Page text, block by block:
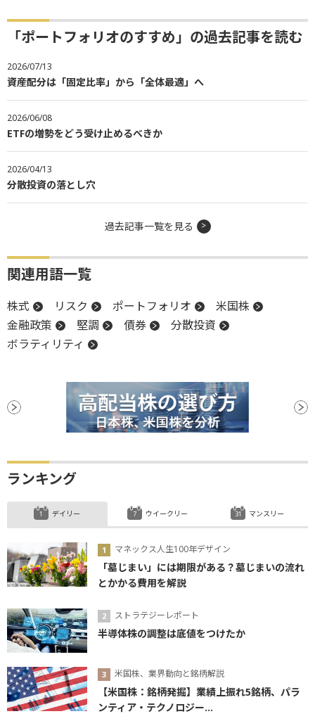
「ポートフォリオのすすめ」の過去記事を読む
2026/07/13
資産配分は「固定比率」から「全体最適」へ
2026/06/08
ETFの増勢をどう受け止めるべきか
2026/04/13
分散投資の落とし穴
過去記事一覧を見る
関連用語一覧
株式 リスク ポートフォリオ
米国株
金融政策
堅調 債券
分散投資
ボラティリティ
ランキング
デイリー
マネックス人生100年デザイン
「墓じまい」には期限がある？墓じまいの流れ
とかかる費用を解説
ストラテジーレポート
半導体株の調整は底値をつけたか
米国株、業界動向と銘柄解説
【米国株：銘柄発掘】業績上振れ5銘柄、パラ
ンティア・テクノロジー...
ウイークリー マンスリー